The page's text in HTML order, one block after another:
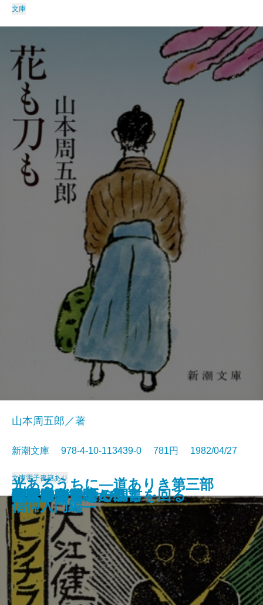
時雨のあと
雲霧仁左衛門 前
雲霧仁左衛門 後
イエスの生涯
米内光政
背中の勲章
夕暮まで
恍惚の人
殉教
文庫
花も刀も
山本周五郎／著
新潮文庫 978-4-10-113439-0 781円 1982/04/27
文庫電子書籍あり
ピンチランナー調書
日本のおんな
光あるうちに―道ありき第三部
信仰入門編―
小説家の休暇
津軽通信
やぶからし
闇は知っている
大本営が震えた日
地球はグラスのふちを回る
竹光始末